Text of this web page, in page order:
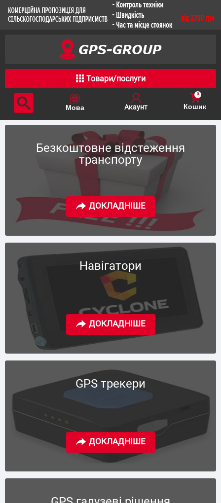
Товари/послуги
Кошик
0
Безкоштовне відстеження
транспорту
Навігатори
GPS трекери